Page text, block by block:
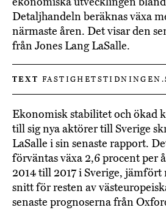
Detaljhandeln beräknas växa
närmaste åren. Det visar den
från Jones Lang LaSalle.
TEXT
Ekonomisk stabilitet och ökad
till sig nya aktörer till Sverige
LaSalle i sin senaste rapport.
förväntas växa 2,6 procent per
2014 till 2017 i Sverige, jämfört
snitt för resten av
senaste prognoserna från